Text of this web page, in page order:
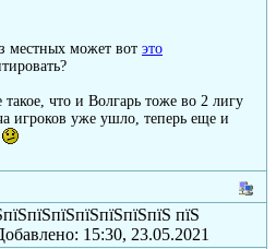
местных может вот это
что и Волгарь тоже во 2 лигу
игроков уже ушло, теперь еще и
пїЅ
15:30, 23.05.2021